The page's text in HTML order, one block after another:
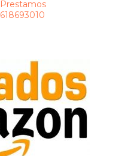
Prestamos
618693010